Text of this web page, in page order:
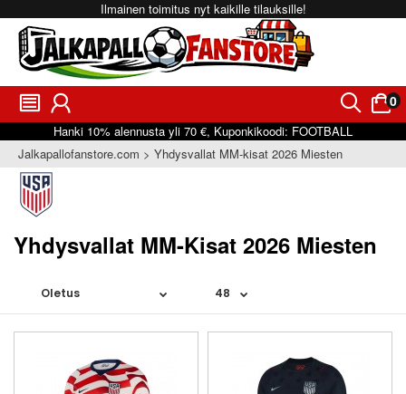
Ilmainen toimitus nyt kaikille tilauksille!
󰂩 󰃳 󰂨 0
󰃠
Hanki 10% alennusta yli 70 €, Kuponkikoodi: FOOTBALL
Jalkapallofanstore.com
Yhdysvallat MM-kisat 2026 Miesten
Yhdysvallat MM-Kisat 2026 Miesten